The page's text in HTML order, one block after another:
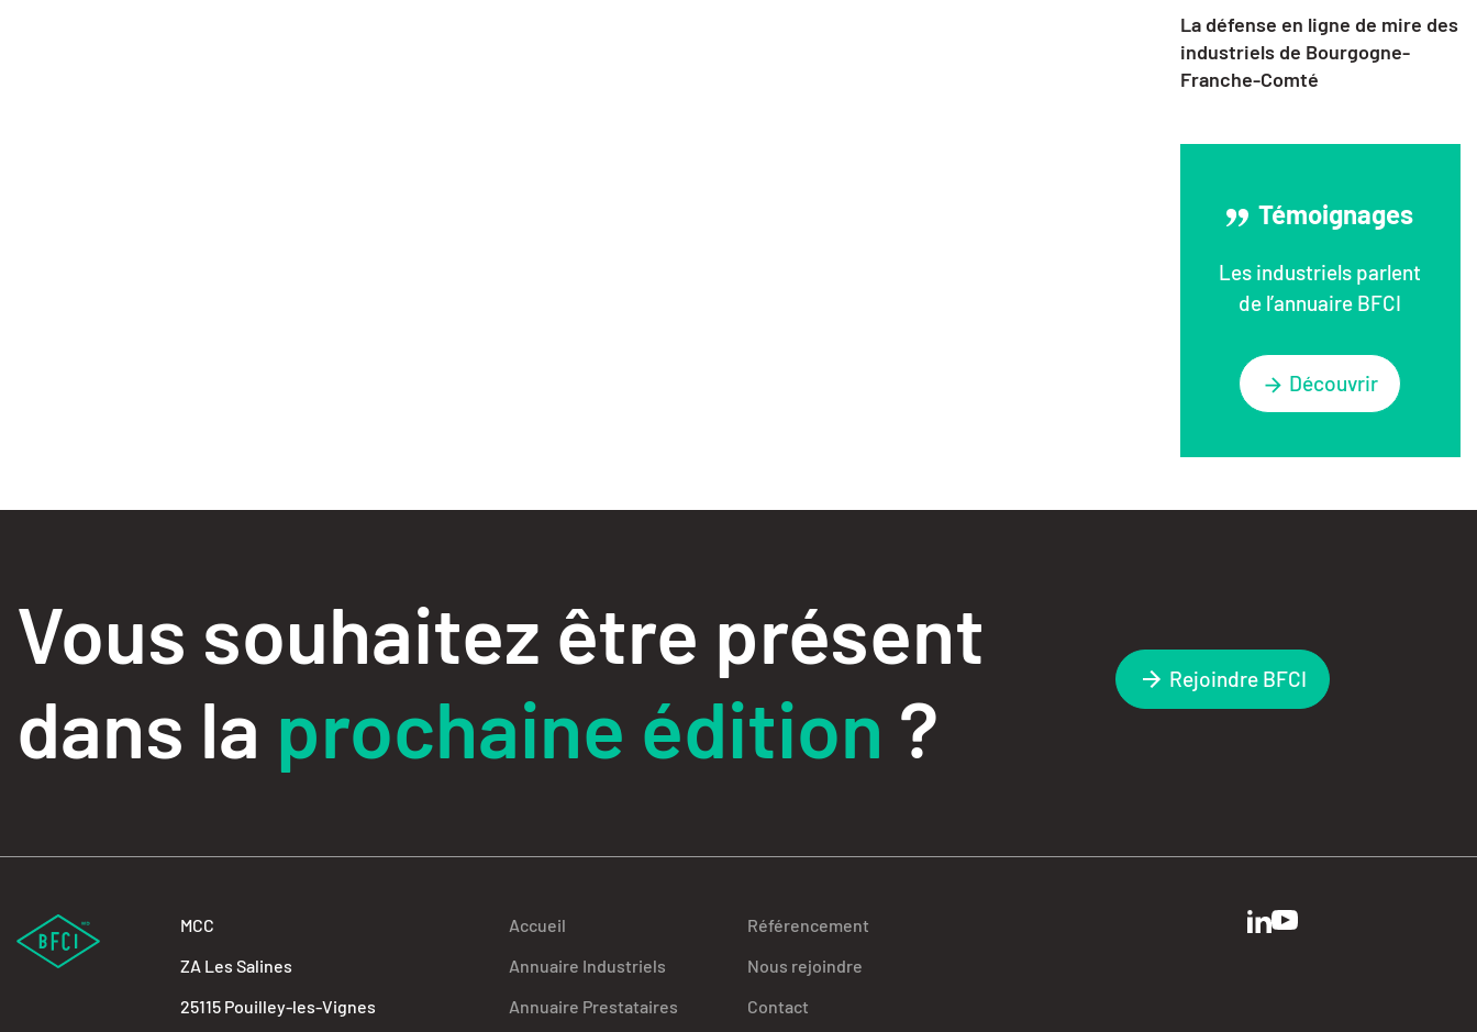
La défense en ligne de mire des
industriels de Bourgogne-
Franche-Comté
Témoignages
Les industriels parlent
de l’annuaire BFCI
Découvrir
Vous souhaitez être présent
dans la prochaine édition ?
Rejoindre BFCI
MCC
ZA Les Salines
25115 Pouilley-les-Vignes
Accueil
Annuaire Industriels
Annuaire Prestataires
Référencement
Nous rejoindre
Contact